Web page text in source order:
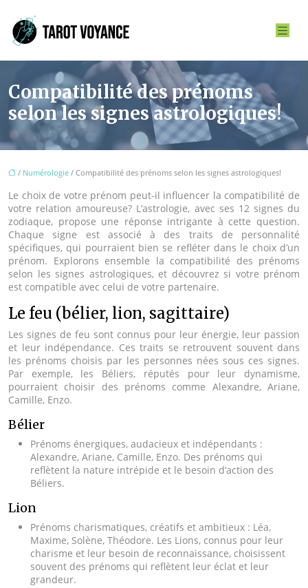
Compatibilité des prénoms
selon les signes astrologiques!
/ Numérologie / Compatibilité des prénoms selon les signes astrologiques!
Le choix de votre prénom peut-il influencer la compatibilité de
votre relation amoureuse? L’astrologie, avec ses 12 signes du
zodiaque, propose une réponse intrigante à cette question.
Chaque signe est associé à des traits de personnalité
spécifiques, qui pourraient bien se refléter dans le choix d’un
prénom. Explorons ensemble la compatibilité des prénoms
selon les signes astrologiques, et découvrez si votre prénom
est compatible avec celui de votre partenaire.
Le feu (bélier, lion, sagittaire)
Les signes de feu sont connus pour leur énergie, leur passion
et leur indépendance. Ces traits se retrouvent souvent dans
les prénoms choisis par les personnes nées sous ces signes.
Par exemple, les Béliers, réputés pour leur dynamisme,
pourraient choisir des prénoms comme Alexandre, Ariane,
Camille, Enzo.
Bélier
Prénoms énergiques, audacieux et indépendants :
Alexandre, Ariane, Camille, Enzo. Des prénoms qui
reflètent la nature intrépide et le besoin d’action des
Béliers.
Lion
Prénoms charismatiques, créatifs et ambitieux : Léa,
Maxime, Solène, Théodore. Les Lions, connus pour leur
charisme et leur besoin de reconnaissance, choisissent
souvent des prénoms qui reflètent leur éclat et leur
grandeur.